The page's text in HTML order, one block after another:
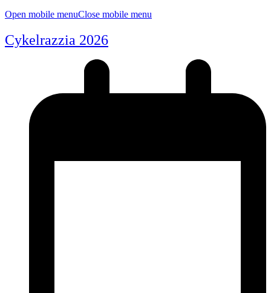
Open mobile menuClose mobile menu
Cykelrazzia 2026